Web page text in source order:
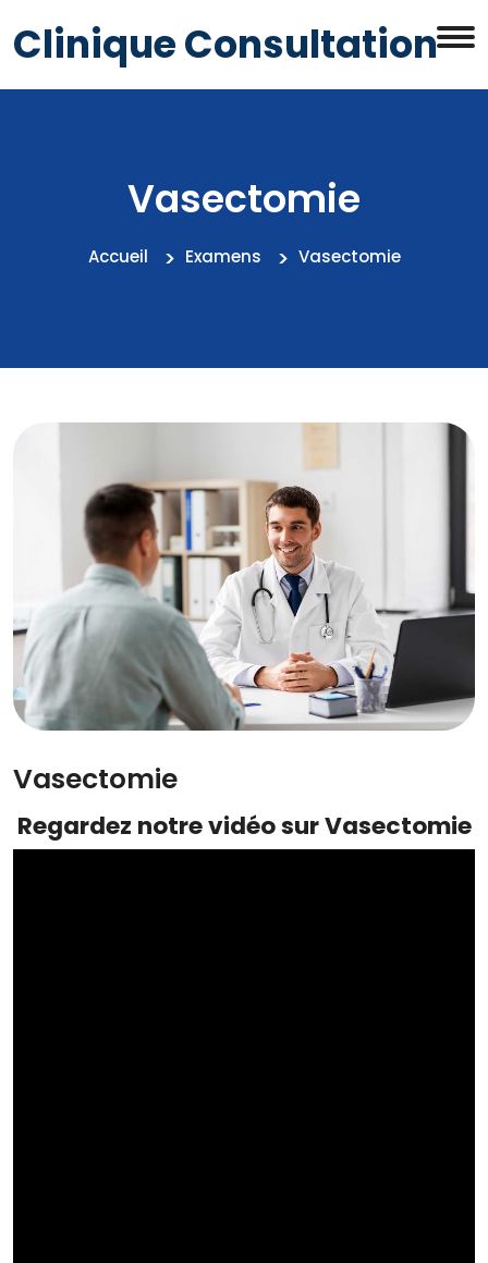
Clinique Consultation
Vasectomie
Accueil Examens Vasectomie
Vasectomie
Regardez notre vidéo sur Vasectomie